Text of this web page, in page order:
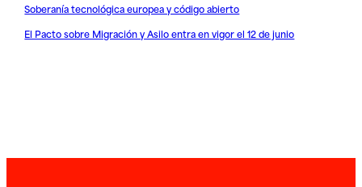
Soberanía tecnológica europea y código abierto
El Pacto sobre Migración y Asilo entra en vigor el 12 de junio